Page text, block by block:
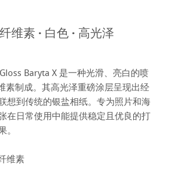
维素 · 白色 · 高光泽
Baryta X 是一种光滑、亮白的喷
素制成。其高光泽重磅涂层呈现出经
想到传统的银盐相纸。专为照片和海
在日常使用中能提供稳定且优良的打
。
维素